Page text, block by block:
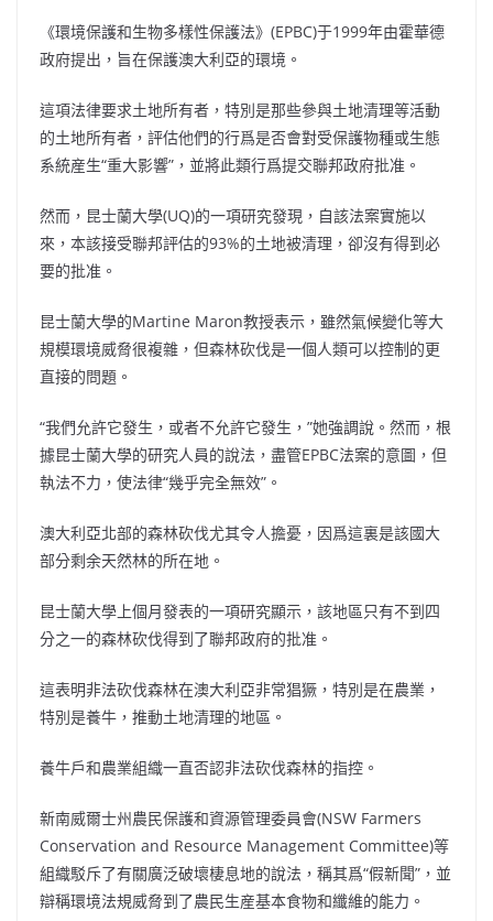
《環境保護和生物多樣性保護法》(EPBC)于1999年由霍華德
政府提出，旨在保護澳大利亞的環境。
這項法律要求土地所有者，特別是那些參與土地清理等活動
的土地所有者，評估他們的行爲是否會對受保護物種或生態
系統産生“重大影響”，並將此類行爲提交聯邦政府批准。
然而，昆士蘭大學(UQ)的一項研究發現，自該法案實施以
來，本該接受聯邦評估的93%的土地被清理，卻沒有得到必
要的批准。
昆士蘭大學的Martine Maron教授表示，雖然氣候變化等大
規模環境威脅很複雜，但森林砍伐是一個人類可以控制的更
直接的問題。
“我們允許它發生，或者不允許它發生，”她強調說。然而，根
據昆士蘭大學的研究人員的說法，盡管EPBC法案的意圖，但
執法不力，使法律“幾乎完全無效”。
澳大利亞北部的森林砍伐尤其令人擔憂，因爲這裏是該國大
部分剩余天然林的所在地。
昆士蘭大學上個月發表的一項研究顯示，該地區只有不到四
分之一的森林砍伐得到了聯邦政府的批准。
這表明非法砍伐森林在澳大利亞非常猖獗，特別是在農業，
特別是養牛，推動土地清理的地區。
養牛戶和農業組織一直否認非法砍伐森林的指控。
新南威爾士州農民保護和資源管理委員會(NSW Farmers
Conservation and Resource Management Committee)等
組織駁斥了有關廣泛破壞棲息地的說法，稱其爲“假新聞”，並
辯稱環境法規威脅到了農民生産基本食物和纖維的能力。